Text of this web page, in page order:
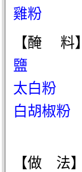
雞粉
【醃 料】
鹽
太白粉
白胡椒粉
【做 法】